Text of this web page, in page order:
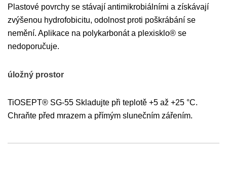
Plastové povrchy se stávají antimikrobiálními a získávají
zvýšenou hydrofobicitu, odolnost proti poškrábání se
nemění. Aplikace na polykarbonát a plexisklo® se
nedoporučuje.
úložný prostor
TiOSEPT® SG-55 Skladujte při teplotě +5 až +25 °C.
Chraňte před mrazem a přímým slunečním zářením.